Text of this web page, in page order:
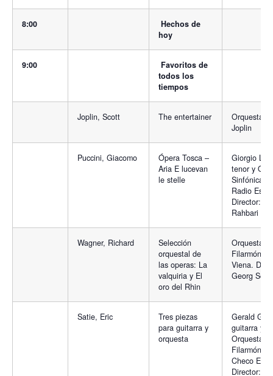
8:00
Hechos de
hoy
9:00
Favoritos de
todos los
tiempos
Joplin, Scott The entertainer
Orquesta
Joplin
Puccini, Giacomo
Ópera Tosca –
Aria E lucevan
le stelle
Giorgio
tenor y
Sinfónica
Radio
Director:
Rahbari
Wagner, Richard
Selección
orquestal de
las operas: La
valquiria y El
oro del Rhin
Orquesta
Viena.
Georg Solti
Satie, Eric
Tres piezas
para guitarra y
orquesta
Gerald
guitarra y
Orquesta
Checo
Director: